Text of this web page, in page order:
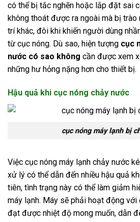
có thể bị tắc nghẽn hoặc lắp đặt sai
không thoát được ra ngoài mà bị trào
trí khác, đôi khi khiến người dùng
từ cục nóng. Dù sao, hiện tượng cục
nước có sao không cần được xem
những hư hỏng nặng hơn cho thiết bị.
Hậu quả khi cục nóng chảy nước
cục nóng máy lạnh bị
Việc cục nóng máy lạnh chảy nước
xử lý có thể dẫn đến nhiều hậu quả
tiên, tình trạng này có thể làm giảm
máy lạnh. Máy sẽ phải hoạt động
đạt được nhiệt độ mong muốn, dẫn